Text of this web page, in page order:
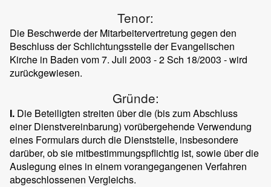
Tenor:
Die Beschwerde der Mitarbeitervertretung gegen den
Beschluss der Schlichtungsstelle der Evangelischen
Kirche in Baden vom 7. Juli 2003 - 2 Sch 18/2003 - wird
zurückgewiesen.
Gründe:
I. Die Beteiligten streiten über die (bis zum Abschluss
einer Dienstvereinbarung) vorübergehende Verwendung
eines Formulars durch die Dienststelle, insbesondere
darüber, ob sie mitbestimmungspflichtig ist, sowie über die
Auslegung eines in einem vorangegangenen Verfahren
abgeschlossenen Vergleichs.